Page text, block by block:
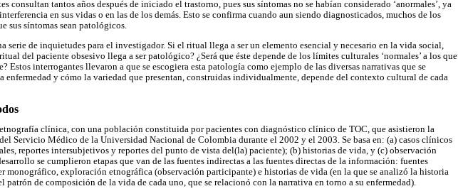
consultan tantos años después de iniciado el trastorno, pues sus síntomas no se habían considerado ‘anormales’, ya
en sus vidas o en las de los demás. Esto se confirma cuando aun siendo diagnosticados, muchos de los
sus síntomas sean patológicos.
serie de inquietudes para el investigador. Si el ritual llega a ser un elemento esencial y necesario en la vida social,
del paciente obsesivo llega a ser patológico? ¿Será que éste depende de los límites culturales ‘normales’ a los que
Estos interrogantes llevaron a que se escogiera esta patología como ejemplo de las diversas narrativas que se
enfermedad y cómo la variedad que presentan, construidas individualmente, depende del contexto cultural de cada
clínica, con una población constituida por pacientes con diagnóstico clínico de TOC, que asistieron la
Servicio Médico de la Universidad Nacional de Colombia durante el 2002 y el 2003. Se basa en: (a) casos clínicos
reportes intersubjetivos y reportes del punto de vista del(la) paciente); (b) historias de vida, y (c) observación
se cumplieron etapas que van de las fuentes indirectas a las fuentes directas de la información: fuentes
monográfico, exploración etnográfica (observación participante) e historias de vida (en la que se analizó la historia
patrón de composición de la vida de cada uno, que se relacionó con la narrativa en torno a su enfermedad).